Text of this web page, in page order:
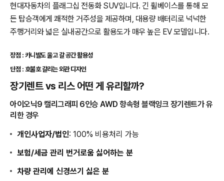
현대자동차의 플래그십 전동화 SUV입니다. 긴 휠베이스를 통해 모
든 탑승객에게 쾌적한 거주성을 제공하며, 대용량 배터리로 넉넉한
주행거리와 넓은 실내공간으로 활용도가 매우 높은 EV 모델입니다.
장점 : 카니발도 울고 갈 공간 활용성
단점 : 호불호 갈리는 외관 디자인
장기렌트 vs 리스 어떤 게 유리할까?
아이오닉9 캘리그래피 6인승 AWD 항속형 블랙잉크 장기렌트가 유
리한 경우
개인사업자/법인: 100% 비용처리 가능
보험/세금 관리 번거로움 싫어하는 분
차량 관리에 신경쓰기 싫은 분